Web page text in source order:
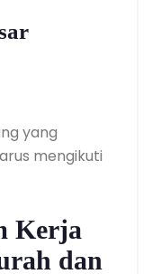
yang
mengikuti
Kerja
dan